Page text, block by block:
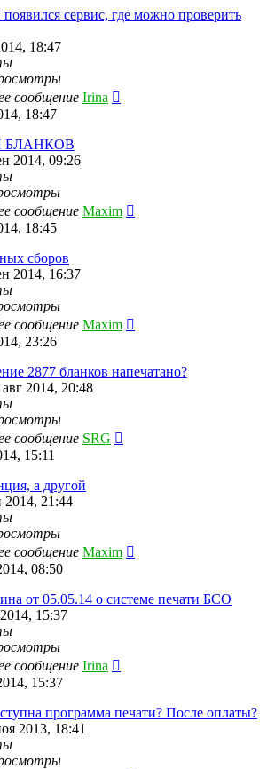
сервис, где можно проверить
18:47
сообщение Irina
18:47
БЛАНКОВ
2014, 09:26
сообщение Maxim
18:45
сборов
2014, 16:37
сообщение Maxim
23:26
2877 бланков напечатано?
авг 2014, 20:48
сообщение SRG
15:11
а другой
21:44
сообщение Maxim
08:50
от 05.05.14 о системе печати БСО
15:37
сообщение Irina
15:37
программа печати? После оплаты?
2013, 18:41